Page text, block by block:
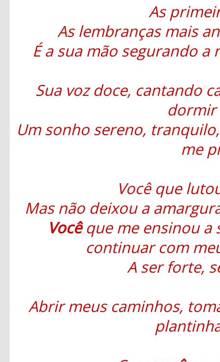
As
As lembranças mais
É a sua mão segurando
Sua voz doce, cantando
dormir
Um sonho sereno,
me
Você que
Mas não deixou a
Vocêque me ensinou a
continuar com
A ser forte,
Abrir meus caminhos,